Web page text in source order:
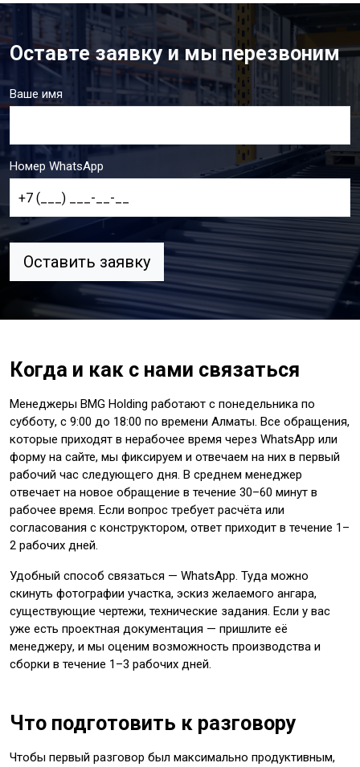
Оставте заявку и мы перезвоним
Ваше имя
Номер WhatsApp
Оставить заявку
Когда и как с нами связаться
Менеджеры BMG Holding работают с понедельника по
субботу, с 9:00 до 18:00 по времени Алматы. Все обращения,
которые приходят в нерабочее время через WhatsApp или
форму на сайте, мы фиксируем и отвечаем на них в первый
рабочий час следующего дня. В среднем менеджер
отвечает на новое обращение в течение 30–60 минут в
рабочее время. Если вопрос требует расчёта или
согласования с конструктором, ответ приходит в течение 1–
2 рабочих дней.
Удобный способ связаться — WhatsApp. Туда можно
скинуть фотографии участка, эскиз желаемого ангара,
существующие чертежи, технические задания. Если у вас
уже есть проектная документация — пришлите её
менеджеру, и мы оценим возможность производства и
сборки в течение 1–3 рабочих дней.
Что подготовить к разговору
Чтобы первый разговор был максимально продуктивным,